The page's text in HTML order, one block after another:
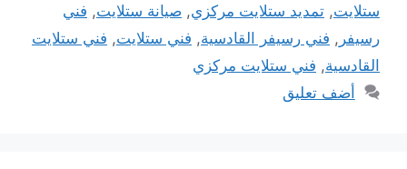
ستلايت, تمديد ستلايت مركزي, صيانة ستلايت, فني
رسيفر , فني رسيفر القادسية, فني ستلايت, فني ستلايت
القادسية, فني ستلايت مركزي
أضف تعليق